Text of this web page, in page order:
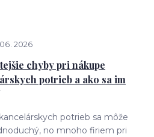
06 2026
chyby pri nákupe
potrieb a ako sa im
potrieb sa môže
no mnoho firiem pri